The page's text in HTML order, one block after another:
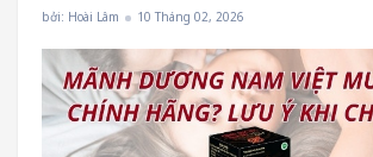
bởi: Hoài Lâm 10 Tháng 02, 2026